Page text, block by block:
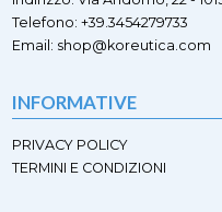
Telefono: +39.3454279733
Email: shop@koreutica.com
INFORMATIVE
PRIVACY POLICY
TERMINI E CONDIZIONI